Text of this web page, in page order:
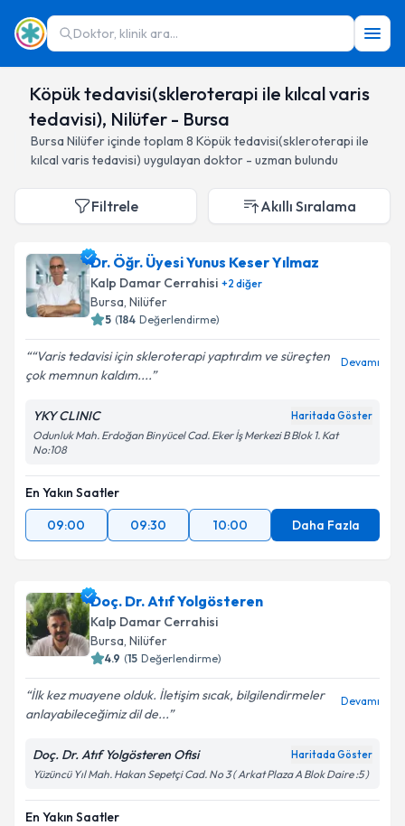
Doktor, klinik ara...
Köpük tedavisi(skleroterapi ile kılcal varis
tedavisi), Nilüfer - Bursa
Bursa Nilüferiçinde toplam 8 Köpük tedavisi(skleroterapi ile
kılcal varis tedavisi) uygulayan doktor - uzman bulundu
Filtrele Akıllı Sıralama
Dr. Öğr. Üyesi Yunus Keser Yılmaz
Kalp Damar Cerrahisi +2 diğer
Bursa, Nilüfer
5 (184 Değerlendirme)
“Varis tedavisi için skleroterapi yaptırdım ve süreçten
çok memnun kaldım....
Devamı
YKY CLINIC Haritada Göster
Odunluk Mah. Erdoğan Binyücel Cad. Eker İş Merkezi B Blok 1. Kat
No:108
En Yakın Saatler
09:00
09:30 10:00 Daha Fazla
Doç. Dr. Atıf Yolgösteren
Kalp Damar Cerrahisi
Bursa, Nilüfer
4.9 (15 Değerlendirme)
İlk kez muayene olduk. İletişim sıcak, bilgilendirmeler
anlayabileceğimiz dil de...
Devamı
Doç. Dr. Atıf Yolgösteren Ofisi Haritada Göster
Yüzüncü Yıl Mah. Hakan Sepetçi Cad. No 3 ( Arkat Plaza A Blok Daire :5 )
En Yakın Saatler